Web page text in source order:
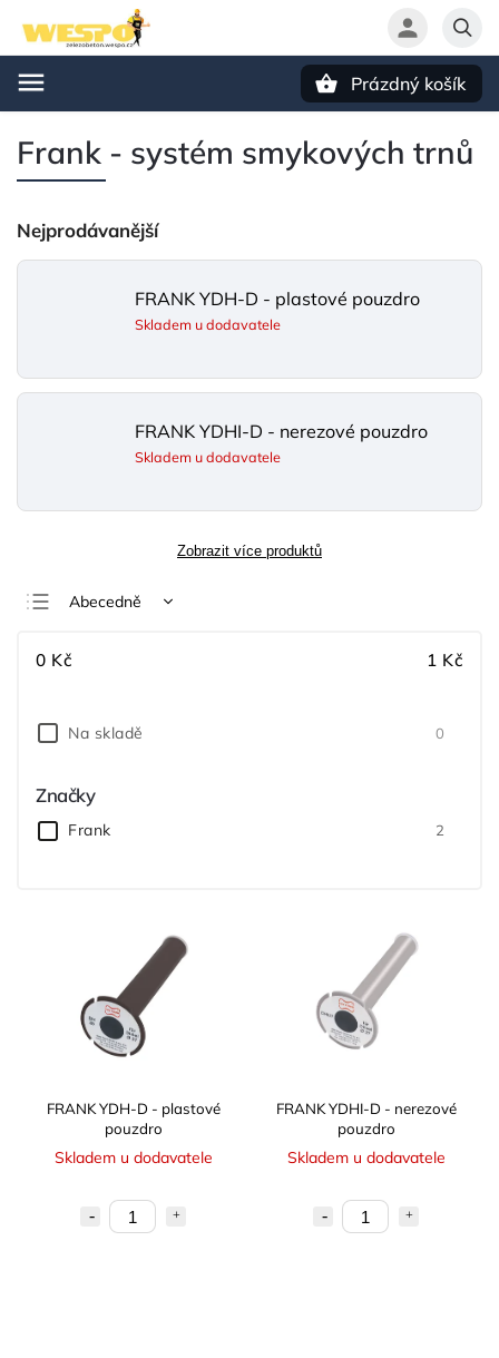
Prázdný košík
Frank - systém smykových trnů
Nejprodávanější
FRANK YDH-D - plastové pouzdro
Skladem u dodavatele
FRANK YDHI-D - nerezové pouzdro
Skladem u dodavatele
Zobrazit více produktů
Abecedně
Nejdražší
0 Kč 1 Kč
Na skladě 0
Značky
Frank 2
FRANK YDH-D - plastové
pouzdro
Skladem u dodavatele
FRANK YDHI-D - nerezové
pouzdro
Skladem u dodavatele